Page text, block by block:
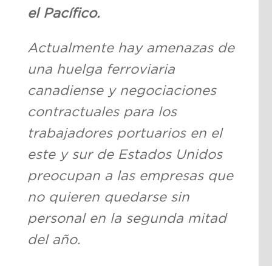
el Pacífico.
Actualmente hay amenazas de
una huelga ferroviaria
canadiense y negociaciones
contractuales para los
trabajadores portuarios en el
este y sur de Estados Unidos
preocupan a las empresas que
no quieren quedarse sin
personal en la segunda mitad
del año.